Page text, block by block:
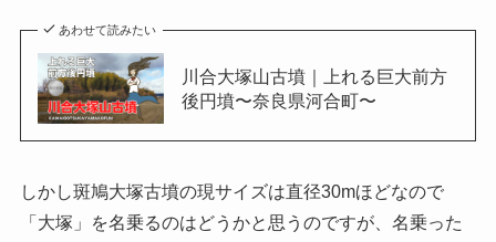
あわせて読みたい
川合大塚山古墳｜上れる巨大前方
後円墳〜奈良県河合町〜
しかし斑鳩大塚古墳の現サイズは直径30mほどなので
「大塚」を名乗るのはどうかと思うのですが、名乗った